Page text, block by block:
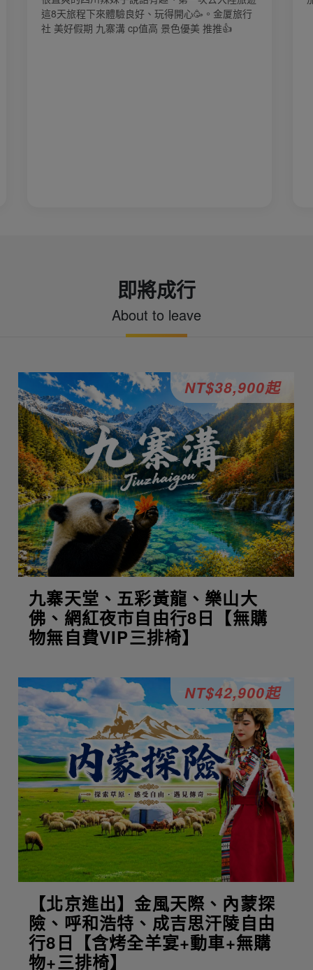
金厦旅行
即將成行
About to leave
九寨天堂、五彩黃龍、樂山大
佛、網紅夜市自由行8日【無購
物無自費VIP三排椅】
NT$38,900起
【北京進出】金風天際、內蒙探
險、呼和浩特、成吉思汗陵自由
行8日【含烤全羊宴+動車+無購
物+三排椅】
NT$42,900起